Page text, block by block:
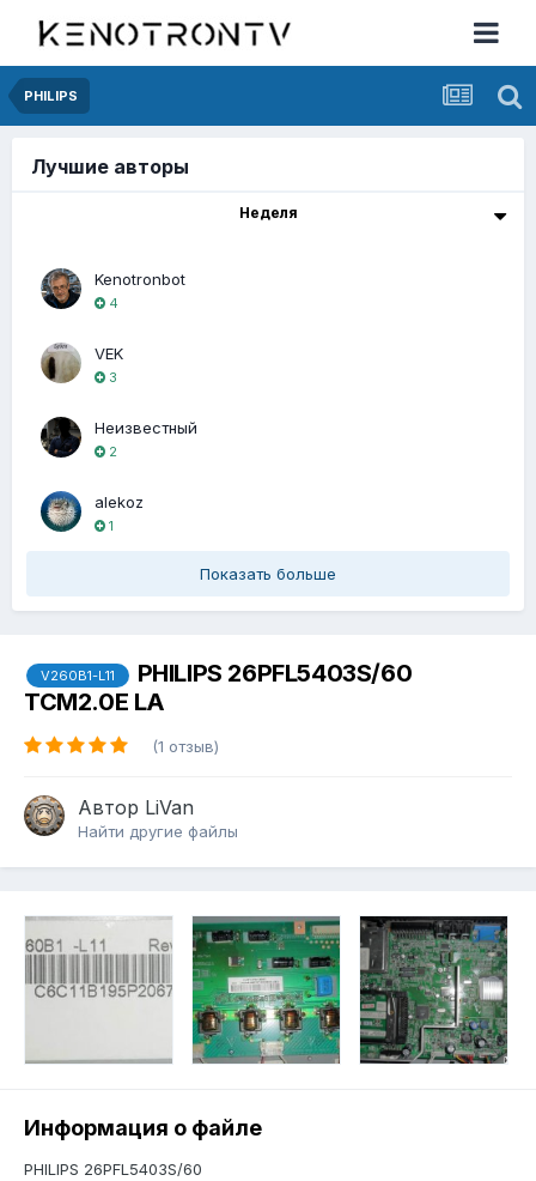
PHILIPS
Лучшие авторы
Неделя
Kenotronbot
4
VEK
3
Неизвестный
2
alekoz
1
Показать больше
V260B1-L11
PHILIPS 26PFL5403S/60
TCM2.0E LA
(1 отзыв)
Автор LiVan
Найти другие файлы
Информация о файле
PHILIPS 26PFL5403S/60